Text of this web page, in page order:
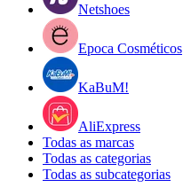
Netshoes
Epoca Cosméticos
KaBuM!
AliExpress
Todas as marcas
Todas as categorias
Todas as subcategorias